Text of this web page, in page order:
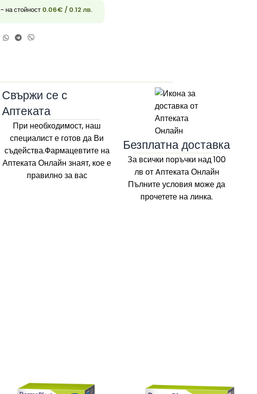
- на стойност 0.06€ / 0.12 лв.
Свържи се с
Аптеката
При необходимост, наш
специалист е готов да Ви
съдейства.Фармацевтите на
Аптеката Онлайн знаят, кое е
правилно за вас
Безплатна доставка
За всички поръчки над 100
лв от Aптеката Онлайн
Пълните условия може да
прочетете на линка.